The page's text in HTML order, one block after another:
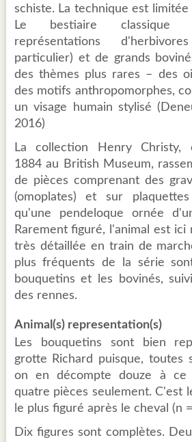
schiste. La technique est limitée
Le bestiaire classique
représentations
particulier) et de grands
des thèmes plus rares – des
des motifs anthropomorphes,
un visage humain stylisé
2016)
La collection Henry Christy,
1884 au British Museum,
de pièces comprenant des
(omoplates) et sur
qu'une pendeloque ornée
Rarement figuré, l'animal est
très détaillée en train de
plus fréquents de la série
bouquetins et les bovinés,
des rennes.
Animal(s) representation(s)
Les bouquetins sont bien
grotte Richard puisque, toutes
on en décompte douze à ce
quatre pièces seulement. C'est
le plus figuré après le cheval (n
Dix figures sont complètes.